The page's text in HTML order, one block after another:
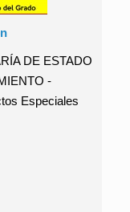
DE ESTADO
-
Especiales